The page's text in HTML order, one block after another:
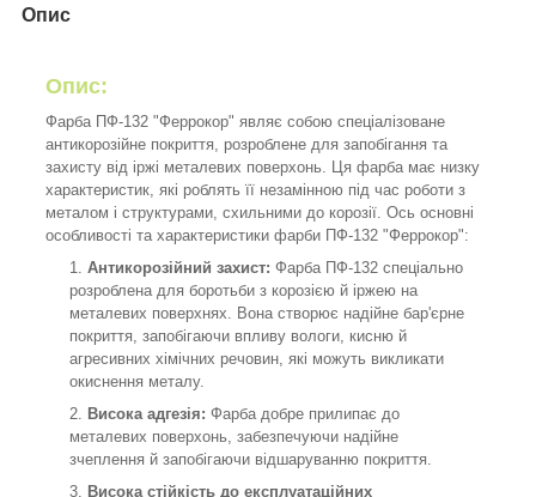
Опис
Опис:
Фарба ПФ-132 "Феррокор" являє собою спеціалізоване
антикорозійне покриття, розроблене для запобігання та
захисту від іржі металевих поверхонь. Ця фарба має низку
характеристик, які роблять її незамінною під час роботи з
металом і структурами, схильними до корозії. Ось основні
особливості та характеристики фарби ПФ-132 "Феррокор":
Антикорозійний захист: Фарба ПФ-132 спеціально
розроблена для боротьби з корозією й іржею на
металевих поверхнях. Вона створює надійне бар'єрне
покриття, запобігаючи впливу вологи, кисню й
агресивних хімічних речовин, які можуть викликати
окиснення металу.
Висока адгезія: Фарба добре прилипає до
металевих поверхонь, забезпечуючи надійне
зчеплення й запобігаючи відшаруванню покриття.
Висока стійкість до експлуатаційних